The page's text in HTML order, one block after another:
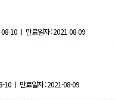
10 ㅣ 만료일자 : 2021-08-09
10 ㅣ 만료일자 : 2021-08-09